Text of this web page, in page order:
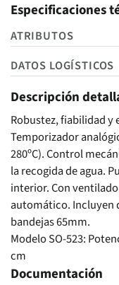
Especificaciones
ATRIBUTOS
DATOS LOGÍSTICOS
Descripción
Robustez, fiabilidad
Temporizador
280ºC). Control
la recogida de agua.
interior. Con
automático. Incluyen
bandejas 65mm.
Modelo SO-523:
cm
Documentación